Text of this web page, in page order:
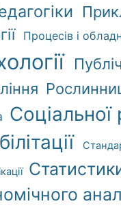
Процесів і
Соціальної